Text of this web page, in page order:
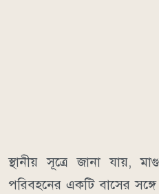
স্থানীয় সূত্রে জানা যায়,
পরিবহনের একটি বাসের